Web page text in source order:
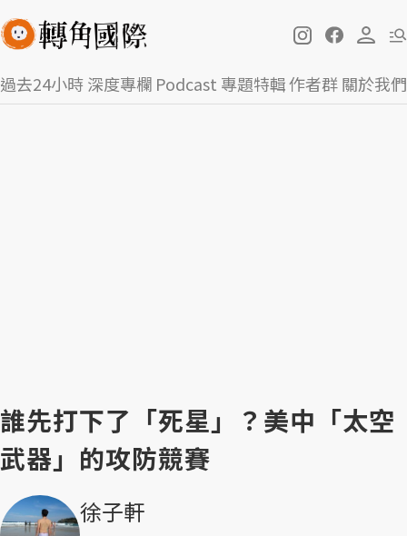
過去24小時深度專欄 Podcast 專題特輯作者群關於我們
誰先打下了「死星」？美中「太空
武器」的攻防競賽
徐子軒